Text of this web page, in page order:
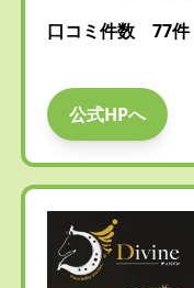
口コミ件数 77件
公式HPへ